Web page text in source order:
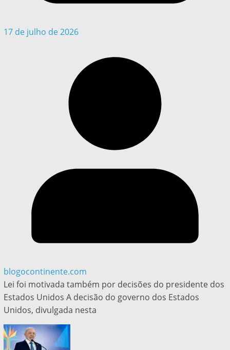
17 de julho de 2026
blogocontinente.com
Lei foi motivada também por decisões do presidente dos
Estados Unidos A decisão do governo dos Estados
Unidos, divulgada nesta